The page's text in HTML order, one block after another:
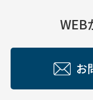
WEB
お